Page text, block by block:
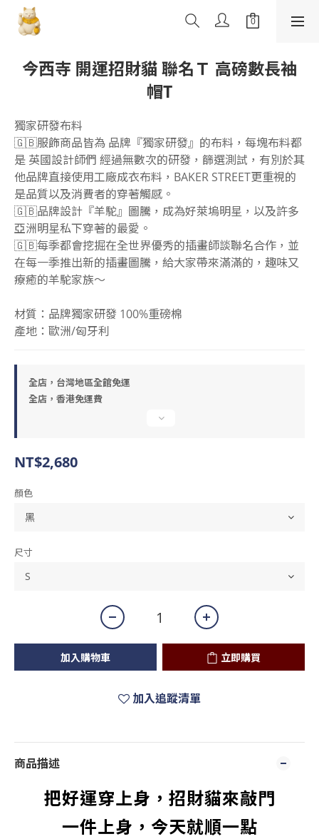
今西寺 開運招財貓 聯名Ｔ 高磅數長袖
帽T
獨家研發布料
🇬🇧服飾商品皆為 品牌『獨家研發』的布料，每塊布料都
是 英國設計師們 經過無數次的研發，篩選測試，有別於其
他品牌直接使用工廠成衣布料，BAKER STREET更重視的
是品質以及消費者的穿著觸感。
🇬🇧品牌設計『羊駝』圖騰，成為好萊塢明星，以及許多
亞洲明星私下穿著的最愛。
🇬🇧每季都會挖掘在全世界優秀的插畫師談聯名合作，並
在每一季推出新的插畫圖騰，給大家帶來滿滿的，趣味又
療癒的羊駝家族～
材質：品牌獨家研發 100%重磅棉
產地：歐洲/匈牙利
全店，台灣地區全館免運
全店，香港免運費
NT$2,680
顏色
尺寸
加入購物車 立即購買
加入追蹤清單
商品描述
把好運穿上身，招財貓來敲門
一件上身，今天就順一點